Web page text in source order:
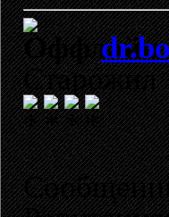
Старожил